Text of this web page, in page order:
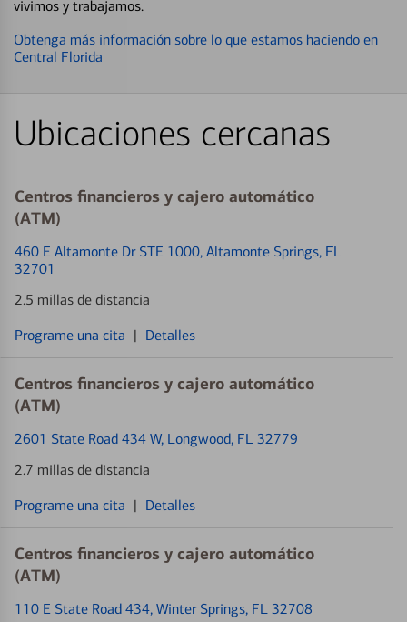
vivimos y trabajamos.
Obtenga más información sobre lo que estamos haciendo en
Central Florida
Ubicaciones cercanas
Centros financieros y cajero automático
(ATM)
460 E Altamonte Dr STE 1000, Altamonte Springs, FL
32701
2.5 millas de distancia
Programe una cita | Detalles
Centros financieros y cajero automático
(ATM)
2601 State Road 434 W, Longwood, FL 32779
2.7 millas de distancia
Programe una cita | Detalles
Centros financieros y cajero automático
(ATM)
110 E State Road 434, Winter Springs, FL 32708